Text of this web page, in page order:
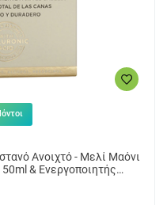
Ανοιχτό - Μελί Μαόνι
& Ενεργοποιητής